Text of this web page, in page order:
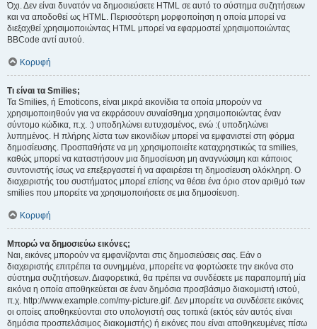
Όχι. Δεν είναι δυνατόν να δημοσιεύσετε HTML σε αυτό το σύστημα συζητήσεων
και να αποδοθεί ως HTML. Περισσότερη μορφοποίηση η οποία μπορεί να
διεξαχθεί χρησιμοποιώντας HTML μπορεί να εφαρμοστεί χρησιμοποιώντας
BBCode αντί αυτού.
Κορυφή
Τι είναι τα Smilies;
Τα Smilies, ή Emoticons, είναι μικρά εικονίδια τα οποία μπορούν να
χρησιμοποιηθούν για να εκφράσουν συναίσθημα χρησιμοποιώντας έναν
σύντομο κώδικα, π.χ. :) υποδηλώνει ευτυχισμένος, ενώ :( υποδηλώνει
λυπημένος. Η πλήρης λίστα των εικονιδίων μπορεί να εμφανιστεί στη φόρμα
δημοσίευσης. Προσπαθήστε να μη χρησιμοποιείτε καταχρηστικώς τα smilies,
καθώς μπορεί να καταστήσουν μια δημοσίευση μη αναγνώσιμη και κάποιος
συντονιστής ίσως να επεξεργαστεί ή να αφαιρέσει τη δημοσίευση ολόκληρη. Ο
διαχειριστής του συστήματος μπορεί επίσης να θέσει ένα όριο στον αριθμό των
smilies που μπορείτε να χρησιμοποιήσετε σε μια δημοσίευση.
Κορυφή
Μπορώ να δημοσιεύω εικόνες;
Ναι, εικόνες μπορούν να εμφανίζονται στις δημοσιεύσεις σας. Εάν ο
διαχειριστής επιτρέπει τα συνημμένα, μπορείτε να φορτώσετε την εικόνα στο
σύστημα συζητήσεων. Διαφορετικά, θα πρέπει να συνδέσετε με παραπομπή μία
εικόνα η οποία αποθηκεύεται σε έναν δημόσια προσβάσιμο διακομιστή ιστού,
π.χ. http://www.example.com/my-picture.gif. Δεν μπορείτε να συνδέσετε εικόνες
οι οποίες αποθηκεύονται στο υπολογιστή σας τοπικά (εκτός εάν αυτός είναι
δημόσια προσπελάσιμος διακομιστής) ή εικόνες που είναι αποθηκευμένες πίσω